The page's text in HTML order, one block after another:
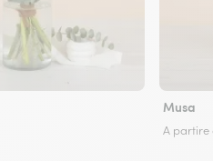
Musa
A